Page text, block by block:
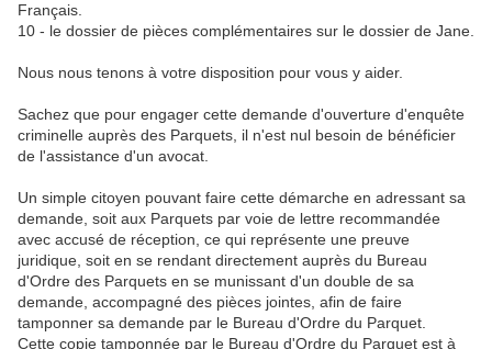
Français.
10 - le dossier de pièces complémentaires sur le dossier de Jane.
Nous nous tenons à votre disposition pour vous y aider.
Sachez que pour engager cette demande d'ouverture d'enquête
criminelle auprès des Parquets, il n'est nul besoin de bénéficier
de l'assistance d'un avocat.
Un simple citoyen pouvant faire cette démarche en adressant sa
demande, soit aux Parquets par voie de lettre recommandée
avec accusé de réception, ce qui représente une preuve
juridique, soit en se rendant directement auprès du Bureau
d'Ordre des Parquets en se munissant d'un double de sa
demande, accompagné des pièces jointes, afin de faire
tamponner sa demande par le Bureau d'Ordre du Parquet.
Cette copie tamponnée par le Bureau d'Ordre du Parquet est à